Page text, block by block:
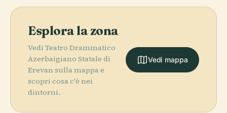
Esplora la zona
Vedi Teatro Drammatico
Azerbaigiano Statale di
Erevan sulla mappa e
scopri cosa c'è nei
dintorni.
Vedi mappa